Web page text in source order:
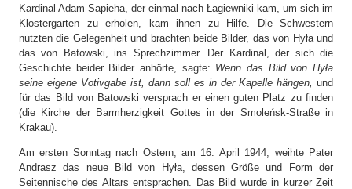
Kardinal Adam Sapieha, der einmal nach Łagiewniki kam, um sich im
Klostergarten zu erholen, kam ihnen zu Hilfe. Die Schwestern
nutzten die Gelegenheit und brachten beide Bilder, das von Hyła und
das von Batowski, ins Sprechzimmer. Der Kardinal, der sich die
Geschichte beider Bilder anhörte, sagte: Wenn das Bild von Hyła
seine eigene Votivgabe ist, dann soll es in der Kapelle hängen, und
für das Bild von Batowski versprach er einen guten Platz zu finden
(die Kirche der Barmherzigkeit Gottes in der Smoleńsk-Straße in
Krakau).
Am ersten Sonntag nach Ostern, am 16. April 1944, weihte Pater
Andrasz das neue Bild von Hyła, dessen Größe und Form der
Seitennische des Altars entsprachen. Das Bild wurde in kurzer Zeit